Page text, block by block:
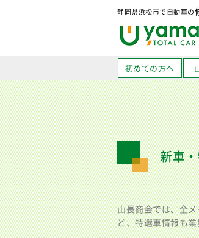
静岡県浜松市で自動車の
初めての方へ
新車
山長商会では、全
ど、特選車情報も